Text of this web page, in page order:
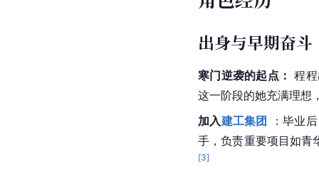
出身与早期奋斗
寒门逆袭的起点： 程
这一阶段的她充满理想
加入建工集团 ：毕业
手，负责重要项目如青
[3]